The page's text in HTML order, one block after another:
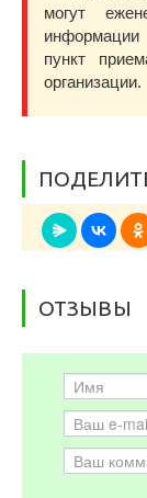
могут
пункт
организации.
ОТЗЫВЫ